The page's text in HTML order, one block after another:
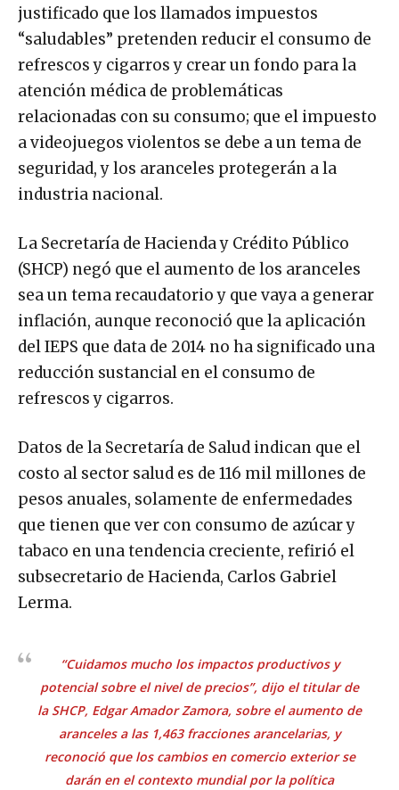
justificado que los llamados impuestos
“saludables” pretenden reducir el consumo de
refrescos y cigarros y crear un fondo para la
atención médica de problemáticas
relacionadas con su consumo; que el impuesto
a videojuegos violentos se debe a un tema de
seguridad, y los aranceles protegerán a la
industria nacional.
La Secretaría de Hacienda y Crédito Público
(SHCP) negó que el aumento de los aranceles
sea un tema recaudatorio y que vaya a generar
inflación, aunque reconoció que la aplicación
del IEPS que data de 2014 no ha significado una
reducción sustancial en el consumo de
refrescos y cigarros.
Datos de la Secretaría de Salud indican que el
costo al sector salud es de 116 mil millones de
pesos anuales, solamente de enfermedades
que tienen que ver con consumo de azúcar y
tabaco en una tendencia creciente, refirió el
subsecretario de Hacienda, Carlos Gabriel
Lerma.
“Cuidamos mucho los impactos productivos y
potencial sobre el nivel de precios”, dijo el titular de
la SHCP, Edgar Amador Zamora, sobre el aumento de
aranceles a las 1,463 fracciones arancelarias, y
reconoció que los cambios en comercio exterior se
darán en el contexto mundial por la política